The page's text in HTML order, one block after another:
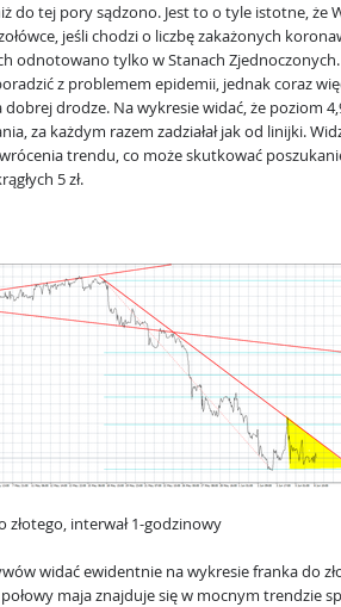
do tej pory sądzono. Jest to o tyle istotne, że
jeśli chodzi o liczbę zakażonych
odnotowano tylko w Stanach
z problemem epidemii, jednak coraz
dobrej drodze. Na wykresie widać, że poziom
za każdym razem zadziałał jak od linijki.
trendu, co może skutkować
5 zł.
interwał 1-godzinowy
widać ewidentnie na wykresie franka do
maja znajduje się w mocnym trendzie